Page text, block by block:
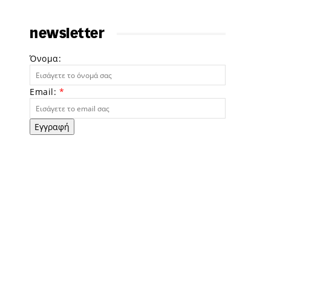
newsletter
Όνομα:
Email: *
Εγγραφή